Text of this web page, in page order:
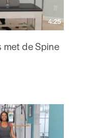
4:25
met de Spine